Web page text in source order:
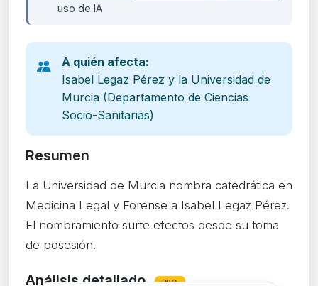
uso de IA
A quién afecta:
Isabel Legaz Pérez y la Universidad de
Murcia (Departamento de Ciencias
Socio-Sanitarias)
Resumen
La Universidad de Murcia nombra catedrática en
Medicina Legal y Forense a Isabel Legaz Pérez.
El nombramiento surte efectos desde su toma
de posesión.
Análisis detallado PRO